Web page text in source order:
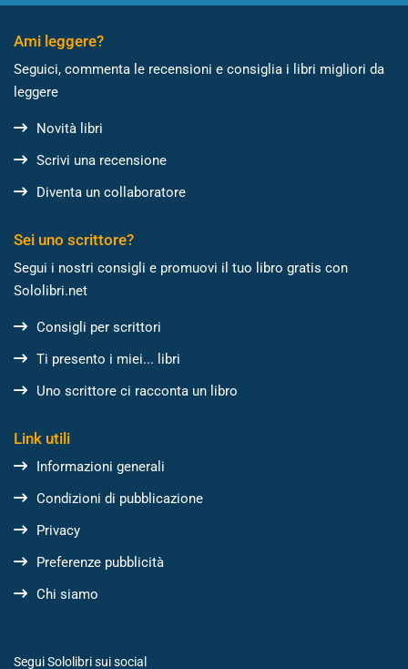
Ami leggere?
Seguici, commenta le recensioni e consiglia i libri migliori da
leggere
Novità libri
Scrivi una recensione
Diventa un collaboratore
Sei uno scrittore?
Segui i nostri consigli e promuovi il tuo libro gratis con
Sololibri.net
Consigli per scrittori
Ti presento i miei... libri
Uno scrittore ci racconta un libro
Link utili
Informazioni generali
Condizioni di pubblicazione
Privacy
Preferenze pubblicità
Chi siamo
Segui Sololibri sui social